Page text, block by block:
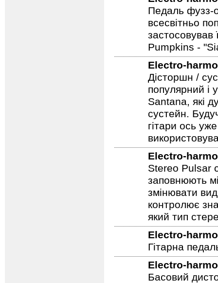
Electro-
Педаль фузз-
всесвітньо
застосовував
Pumpkins -
Electro-
Дісторшн /
популярний і
Santana, які
сустейн.
гітари ось
Electro-
Stereo Pulsar
заповнюють
змінювати
контролює
який тип
Electro-
Гітарна
Electro-